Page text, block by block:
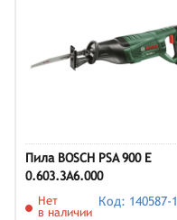
Пила BOSCH PSA 900 E
0.603.3A6.000
Нет
в наличии
Код: 140587-1